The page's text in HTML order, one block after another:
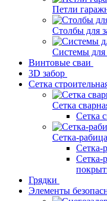
Петли
Столбы для
Системы для
Винтовые сваи
3D забор
Сетка
Сетка
Сетка
Сетка-рабица
Сетка-
Сетка-
Грядки
Элементы